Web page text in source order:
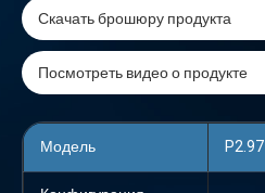
Скачать брошюру продукта
Посмотреть видео о продукте
Модель P2.97
P2.97